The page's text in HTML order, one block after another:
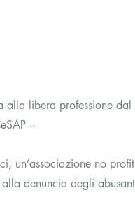
alla libera professione
–
un’associazione no
denuncia degli